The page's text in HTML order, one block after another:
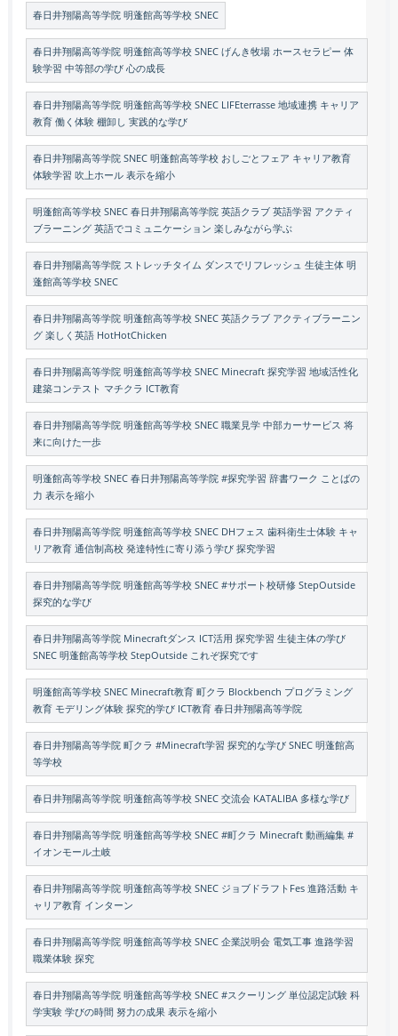
春日井翔陽高等学院 明蓬館高等学校 SNEC
春日井翔陽高等学院 明蓬館高等学校 SNEC げんき牧場 ホースセラピー 体
験学習 中等部の学び 心の成長
春日井翔陽高等学院 明蓬館高等学校 SNEC LIFEterrasse 地域連携 キャリア
教育 働く体験 棚卸し 実践的な学び
春日井翔陽高等学院 SNEC 明蓬館高等学校 おしごとフェア キャリア教育
体験学習 吹上ホール 表示を縮小
明蓬館高等学校 SNEC 春日井翔陽高等学院 英語クラブ 英語学習 アクティ
ブラーニング 英語でコミュニケーション 楽しみながら学ぶ
春日井翔陽高等学院 ストレッチタイム ダンスでリフレッシュ 生徒主体 明
蓬館高等学校 SNEC
春日井翔陽高等学院 明蓬館高等学校 SNEC 英語クラブ アクティブラーニン
グ 楽しく英語 HotHotChicken
春日井翔陽高等学院 明蓬館高等学校 SNEC Minecraft 探究学習 地域活性化
建築コンテスト マチクラ ICT教育
春日井翔陽高等学院 明蓬館高等学校 SNEC 職業見学 中部カーサービス 将
来に向けた一歩
明蓬館高等学校 SNEC 春日井翔陽高等学院 #探究学習 辞書ワーク ことばの
力 表示を縮小
春日井翔陽高等学院 明蓬館高等学校 SNEC DHフェス 歯科衛生士体験 キャ
リア教育 通信制高校 発達特性に寄り添う学び 探究学習
春日井翔陽高等学院 明蓬館高等学校 SNEC #サポート校研修 StepOutside
探究的な学び
春日井翔陽高等学院 Minecraftダンス ICT活用 探究学習 生徒主体の学び
SNEC 明蓬館高等学校 StepOutside これぞ探究です
明蓬館高等学校 SNEC Minecraft教育 町クラ Blockbench プログラミング
教育 モデリング体験 探究的学び ICT教育 春日井翔陽高等学院
春日井翔陽高等学院 町クラ #Minecraft学習 探究的な学び SNEC 明蓬館高
等学校
春日井翔陽高等学院 明蓬館高等学校 SNEC 交流会 KATALIBA 多様な学び
春日井翔陽高等学院 明蓬館高等学校 SNEC #町クラ Minecraft 動画編集 #
イオンモール土岐
春日井翔陽高等学院 明蓬館高等学校 SNEC ジョブドラフトFes 進路活動 キ
ャリア教育 インターン
春日井翔陽高等学院 明蓬館高等学校 SNEC 企業説明会 電気工事 進路学習
職業体験 探究
春日井翔陽高等学院 明蓬館高等学校 SNEC #スクーリング 単位認定試験 科
学実験 学びの時間 努力の成果 表示を縮小